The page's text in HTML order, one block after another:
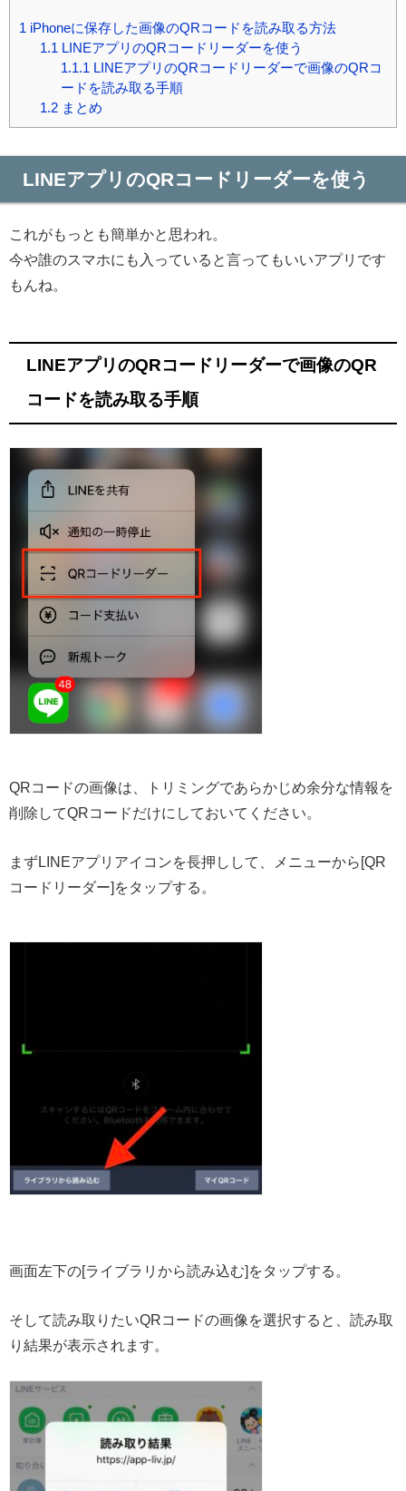
1 iPhoneに保存した画像のQRコードを読み取る方法
1.1 LINEアプリのQRコードリーダーを使う
1.1.1 LINEアプリのQRコードリーダーで画像のQRコ
ードを読み取る手順
1.2まとめ
LINEアプリのQRコードリーダーを使う
これがもっとも簡単かと思われ。
今や誰のスマホにも入っていると言ってもいいアプリです
もんね。
LINEアプリのQRコードリーダーで画像のQR
コードを読み取る手順
QRコードの画像は、トリミングであらかじめ余分な情報を
削除してQRコードだけにしておいてください。
まずLINEアプリアイコンを長押しして、メニューから[QR
コードリーダー]をタップする。
画面左下の[ライブラリから読み込む]をタップする。
そして読み取りたいQRコードの画像を選択すると、読み取
り結果が表示されます。